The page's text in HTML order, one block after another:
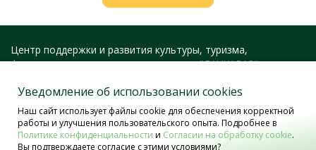
Центр поддержки и развития культуры, туризма,
фестивальных и конкурсных программ"ЛАУКАРАЗ"
400051, Россия, г. Волгоград, ул. 40 лет ВЛКСМ, д. 19, к. 14
тел/факс: 8 (800) 333-16-39, +7 (906) 401-98-35
https://laukaraz.ru/
fazarel@mail.ru
Уведомление об использовании cookies
Наш сайт использует файлы cookie для обеспечения корректной
работы и улучшения пользовательского опыта. Подробнее в
Политике конфиденциальности и Согласии на обработку cookie.
Вы подтверждаете согласие с этими условиями?